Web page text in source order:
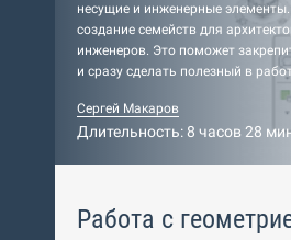
несущие и инженерные
создание семейств для
инженеров. Это поможет
и сразу сделать полезный в
Сергей Макаров
Длительность: 8 часов 28
Работа с